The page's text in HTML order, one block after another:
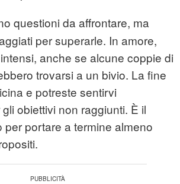
questioni da affrontare, ma
per superarle. In amore,
anche se alcune coppie di
trovarsi a un bivio. La fine
e potreste sentirvi
obiettivi non raggiunti. È il
per portare a termine almeno